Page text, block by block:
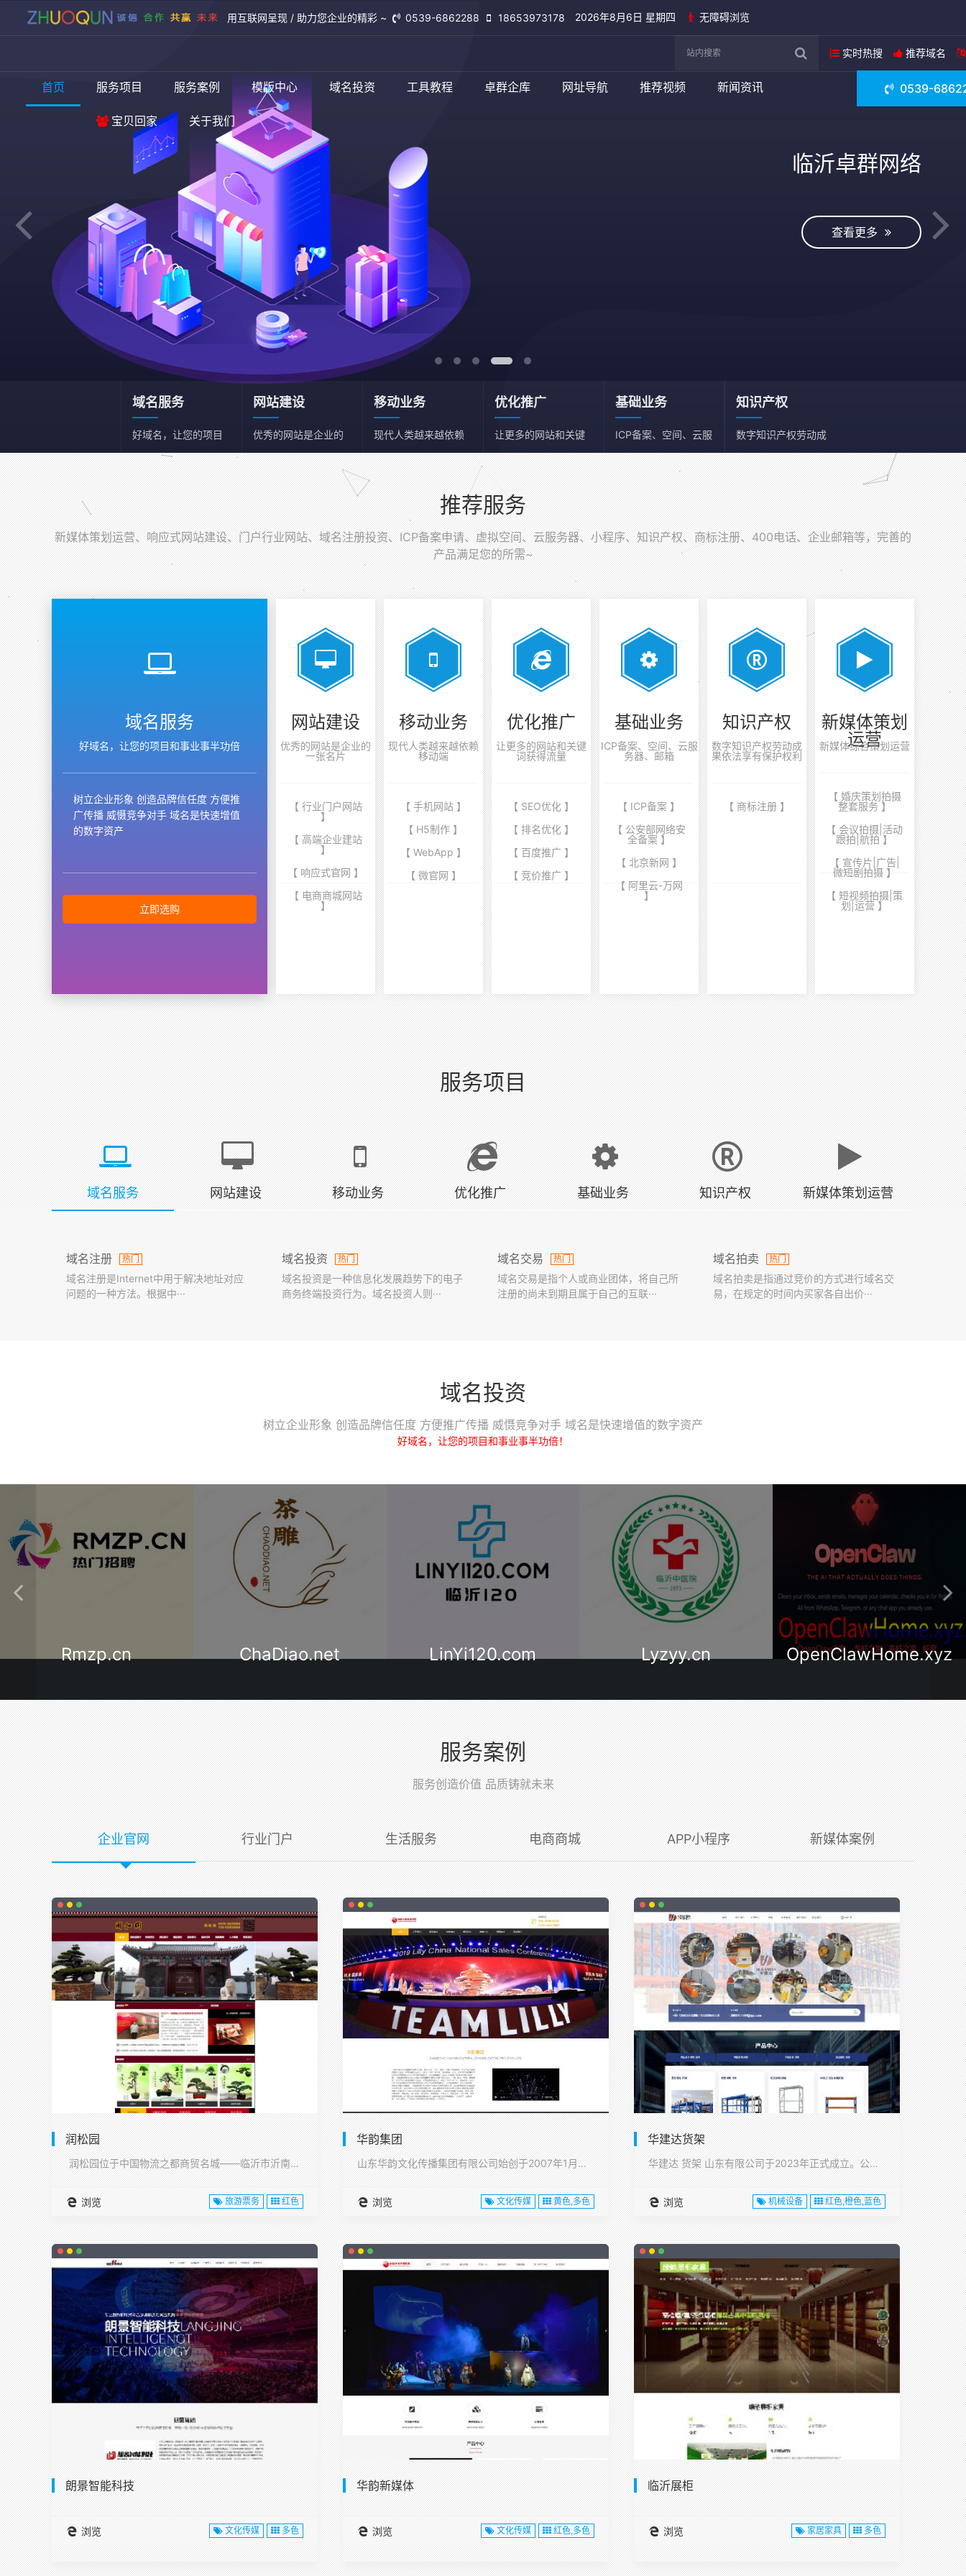
用互联网呈现 / 助力您企业的精彩 ~ 0539-6862288 18653973178 2026年8月6日 星期四 无障碍浏览
实时热搜 推荐域名
首页 服务项目 服务案例 模版中心 域名投资 工具教程 卓群企库 网址导航 推荐视频 新闻资讯
宝贝回家 关于我们
0539-
临沂卓群网络
查看更多
域名服务
好域名，让您的项目
和事业事半功倍
网站建设
优秀的网站是企业的
一张名片
移动业务
现代人类越来越依赖
移动端
优化推广
让更多的网站和关键
词获得流量
基础业务
ICP备案、空间、云服
务器、邮箱
知识产权
数字知识产权劳动成
果依法享有保护权利
新媒体策划运营
新媒体综合策划运营 推荐服务
新媒体策划运营、响应式网站建设、门户行业网站、域名注册投资、ICP备案申请、虚拟空间、云服务器、小程序、知识产权、商标注册、400电话、企业邮箱等，完善的
产品满足您的所需~
域名服务
好域名，让您的项目和事业事半功倍
树立企业形象 创造品牌信任度 方便推
广传播 威慑竞争对手 域名是快速增值
的数字资产
立即选购
网站建设
优秀的网站是企业的
一张名片
【 行业门户网站
】
【 高端企业建站
】
【 响应式官网 】
【 电商商城网站
】
移动业务
现代人类越来越依赖
移动端
【 手机网站 】
【 H5制作 】
【 WebApp 】
【 微官网 】
优化推广
让更多的网站和关键
词获得流量
【 SEO优化 】
【 排名优化 】
【 百度推广 】
【 竞价推广 】
基础业务
ICP备案、空间、云服
务器、邮箱
【 ICP备案 】
【 公安部网络安
全备案 】
【 北京新网 】
【 阿里云-万网
】
知识产权
数字知识产权劳动成
果依法享有保护权利
【 商标注册 】
新媒体策划
运营
新媒体综合策划运营
【 婚庆策划拍摄
整套服务 】
【 会议拍摄|活动
跟拍|航拍 】
【 宣传片|广告|
微短剧拍摄 】
【 短视频拍摄|策
划|运营 】
服务项目
域名服务 网站建设 移动业务 优化推广 基础业务 知识产权 新媒体策划运营
域名注册 热门
域名注册是Internet中用于解决地址对应
问题的一种方法。根据中···
域名投资 热门
域名投资是一种信息化发展趋势下的电子
商务终端投资行为。域名投资人则···
域名交易 热门
域名交易是指个人或商业团体，将自己所
注册的尚未到期且属于自己的互联···
域名拍卖 热门
域名拍卖是指通过竞价的方式进行域名交
易，在规定的时间内买家各自出价···
域名投资
树立企业形象 创造品牌信任度 方便推广传播 威慑竞争对手 域名是快速增值的数字资产
好域名，让您的项目和事业事半功倍！
ChaDiao.net LinYi120.com Lyzyy.cn OpenClawHome.xyz OpenClawHome.cn
服务案例
服务创造价值 品质铸就未来
企业官网 行业门户 生活服务 电商商城 APP小程序 新媒体案例
润松园
润松园位于中国物流之都商贸名城——临沂市沂南县,···
浏览 旅游票务 红色
华韵集团
山东华韵文化传播集团有限公司始创于2007年1月，注册资本1···
浏览 文化传媒 黄色,多色
华建达货架
华建达 货架 山东有限公司于2023年正式成立。公司位于山东···
浏览 机械设备 红色,橙色,蓝色
朗景智能科技
浏览 文化传媒 多色
华韵新媒体
浏览 文化传媒 红色,多色
临沂展柜
浏览 家居家具 多色